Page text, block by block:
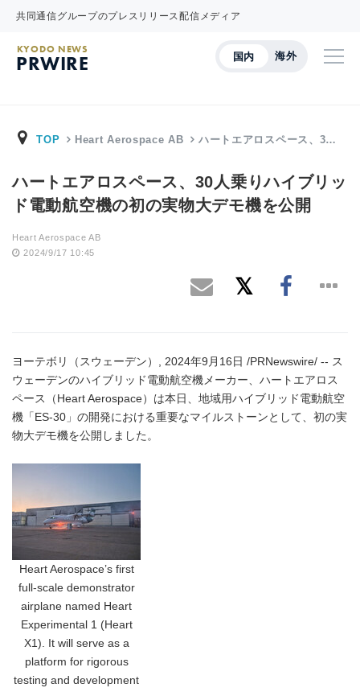
共同通信グループのプレスリリース配信メディア
国内 海外
KYODO NEWS
PRWIRE
TOP Heart Aerospace AB ハートエアロスペース、3…
ハートエアロスペース、30人乗りハイブリッ
ド電動航空機の初の実物大デモ機を公開
Heart Aerospace AB
2024/9/17 10:45
ヨーテボリ（スウェーデン）, 2024年9月16日 /PRNewswire/ -- ス
ウェーデンのハイブリッド電動航空機メーカー、ハートエアロス
ペース（Heart Aerospace）は本日、地域用ハイブリッド電動航空
機「ES-30」の開発における重要なマイルストーンとして、初の実
物大デモ機を公開しました。
Heart Aerospace’s first
full-scale demonstrator
airplane named Heart
Experimental 1 (Heart
X1). It will serve as a
platform for rigorous
testing and development